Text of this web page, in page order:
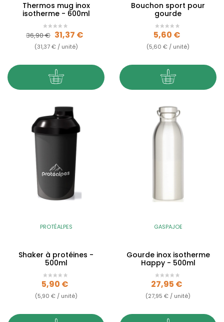
Thermos mug inox
isotherme - 600ml
Prix de base
36,90 € Prix
31,37 €
(31,37 € / unité)
Bouchon sport pour
gourde
Prix
5,60 €
(5,60 € / unité)
PROTÉALPES
Shaker à protéines -
500ml
Prix
5,90 €
(5,90 € / unité)
GASPAJOE
Gourde inox isotherme
Happy - 500ml
Prix
27,95 €
(27,95 € / unité)